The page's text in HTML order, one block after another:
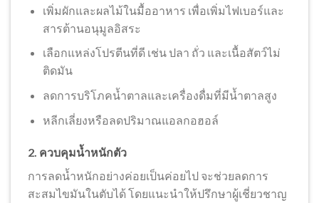
เพิ่มผักและผลไม้ในมื้ออาหาร เพื่อเพิ่มไฟเบอร์และ
สารต้านอนุมูลอิสระ
เลือกแหล่งโปรตีนที่ดี เช่น ปลา ถั่ว และเนื้อสัตว์ไม่
ติดมัน
ลดการบริโภคน้ำตาลและเครื่องดื่มที่มีน้ำตาลสูง
หลีกเลี่ยงหรือลดปริมาณแอลกอฮอล์
2. ควบคุมน้ำหนักตัว
การลดน้ำหนักอย่างค่อยเป็นค่อยไป จะช่วยลดการ
สะสมไขมันในตับได้ โดยแนะนำให้ปรึกษาผู้เชี่ยวชาญ